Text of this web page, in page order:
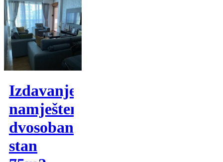
Izdavanje,
namješten
dvosoban
stan